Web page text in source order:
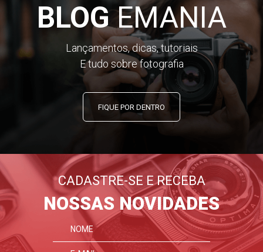
BLOGEMANIA
Lançamentos, dicas, tutoriais
E tudo sobre fotografia
FIQUE POR DENTRO
CADASTRE-SE E RECEBA
NOSSAS NOVIDADES